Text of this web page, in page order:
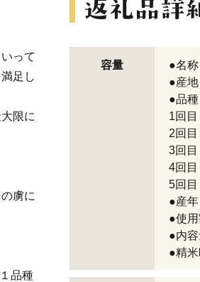
って
足し
限に
虜に
品種
容量
●名
●産
●品種
1回
2回
3回
4回
5回目
●産
●使
●内
●精